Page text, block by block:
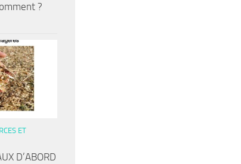
?
ET
D’ABORD